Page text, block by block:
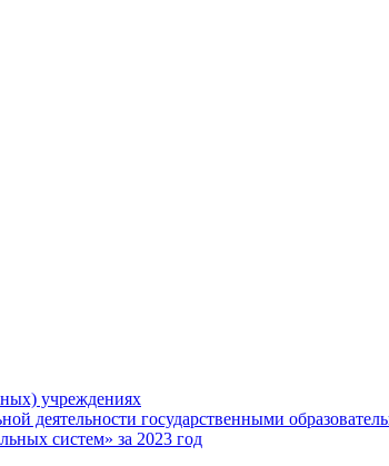
учреждениях
деятельности государственными
систем» за 2023 год